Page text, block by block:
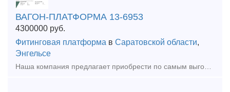
ВАГОН-ПЛАТФОРМА 13-6953
4300000 руб.
Фитинговая платформа в Саратовской области,
Энгельсе
Наша компания предлагает приобрести по самым выгодным ценам для Вас, от производителя, новые вагон-платформы модели 13-6953 для перевозки крупнотоннажных контейнеров и контейнеров-цистерн. Цены и